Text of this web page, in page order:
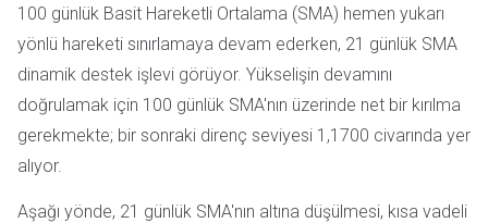
100 günlük Basit Hareketli Ortalama (SMA) hemen yukarı
yönlü hareketi sınırlamaya devam ederken, 21 günlük SMA
dinamik destek işlevi görüyor. Yükselişin devamını
doğrulamak için 100 günlük SMA'nın üzerinde net bir kırılma
gerekmekte; bir sonraki direnç seviyesi 1,1700 civarında yer
alıyor.
Aşağı yönde, 21 günlük SMA'nın altına düşülmesi, kısa vadeli